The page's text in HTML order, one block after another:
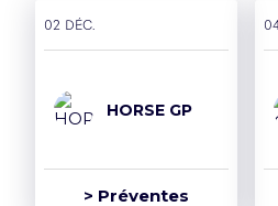
02 déc.
HORSE GP
> Préventes